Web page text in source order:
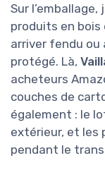
Sur
produits en bois
arriver fendu ou
protégé. Là,
acheteurs
couches de
également : le
extérieur, et les
pendant le